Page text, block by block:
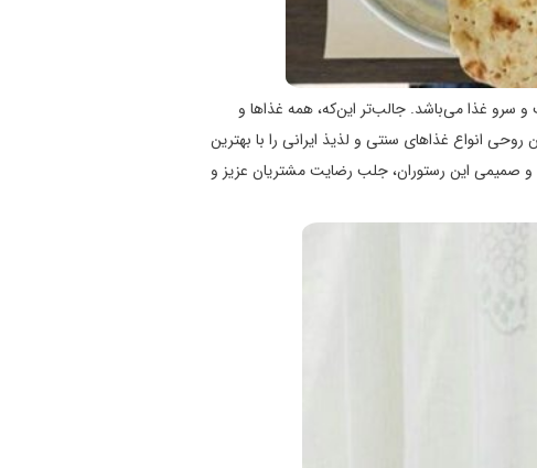
و سرو غذا می‌باشد. جالب‌تر این‌که، همه غذاها و
انواع غذاهای سنتی و لذیذ ایرانی را با بهترین
این رستوران، جلب رضایت مشتریان عزیز و